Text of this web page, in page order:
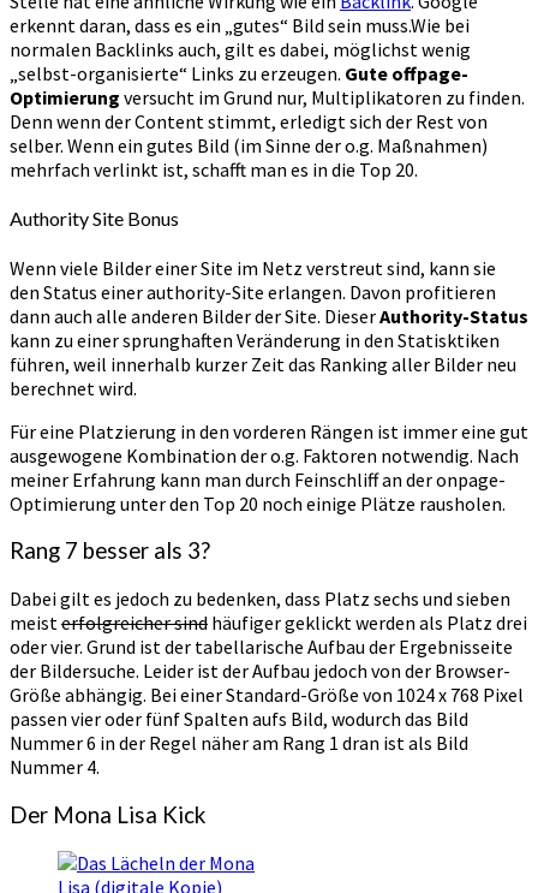
erkennt daran, dass es ein „gutes“ Bild sein muss.Wie bei
normalen Backlinks auch, gilt es dabei, möglichst wenig
„selbst-organisierte“ Links zu erzeugen. Gute offpage-
Optimierung versucht im Grund nur, Multiplikatoren zu finden.
Denn wenn der Content stimmt, erledigt sich der Rest von
selber. Wenn ein gutes Bild (im Sinne der o.g. Maßnahmen)
mehrfach verlinkt ist, schafft man es in die Top 20.
Authority Site Bonus
Wenn viele Bilder einer Site im Netz verstreut sind, kann sie
den Status einer authority-Site erlangen. Davon profitieren
dann auch alle anderen Bilder der Site. DieserAuthority-Status
kann zu einer sprunghaften Veränderung in den Statisktiken
führen, weil innerhalb kurzer Zeit das Ranking aller Bilder neu
berechnet wird.
Für eine Platzierung in den vorderen Rängen ist immer eine gut
ausgewogene Kombination der o.g. Faktoren notwendig. Nach
meiner Erfahrung kann man durch Feinschliff an der onpage-
Optimierung unter den Top 20 noch einige Plätze rausholen.
Rang 7 besser als 3?
Dabei gilt es jedoch zu bedenken, dass Platz sechs und sieben
meisterfolgreicher sind häufiger geklickt werden als Platz drei
oder vier. Grund ist der tabellarische Aufbau der Ergebnisseite
der Bildersuche. Leider ist der Aufbau jedoch von der Browser-
Größe abhängig. Bei einer Standard-Größe von 1024 x 768 Pixel
passen vier oder fünf Spalten aufs Bild, wodurch das Bild
Nummer 6 in der Regel näher am Rang 1 dran ist als Bild
Nummer 4.
Der Mona Lisa Kick